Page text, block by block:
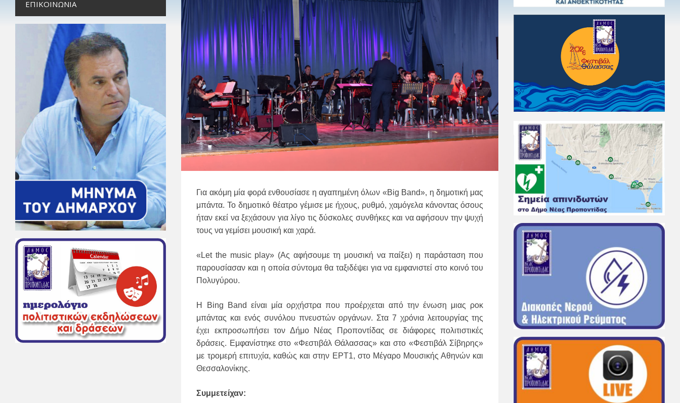
Για ακόμη μία φορά ενθουσίασε η αγαπημένη όλων «Big Band», η δημοτική μας
μπάντα. Το δημοτικό θέατρο γέμισε με ήχους, ρυθμό, χαμόγελα κάνοντας όσους
ήταν εκεί να ξεχάσουν για λίγο τις δύσκολες συνθήκες και να αφήσουν την ψυχή
τους να γεμίσει μουσική και χαρά.
«Let the music play» (Aς αφήσουμε τη μουσική να παίξει) η παράσταση που
παρουσίασαν και η οποία σύντομα θα ταξιδέψει για να εμφανιστεί στο κοινό του
Πολυγύρου.
Η Bing Band είναι μία ορχήστρα που προέρχεται από την ένωση μιας ροκ
μπάντας και ενός συνόλου πνευστών οργάνων. Στα 7 χρόνια λειτουργίας της
έχει εκπροσωπήσει τον Δήμο Νέας Προποντίδας σε διάφορες πολιτιστικές
δράσεις. Εμφανίστηκε στο «Φεστιβάλ Θάλασσας» και στο «Φεστιβάλ Σίβηρης»
με τρομερή επιτυχία, καθώς και στην ΕΡΤ1, στο Μέγαρο Μουσικής Αθηνών και
Θεσσαλονίκης.
Συμμετείχαν:
ΕΠΙΚΟΙΝΩΝΊΑ